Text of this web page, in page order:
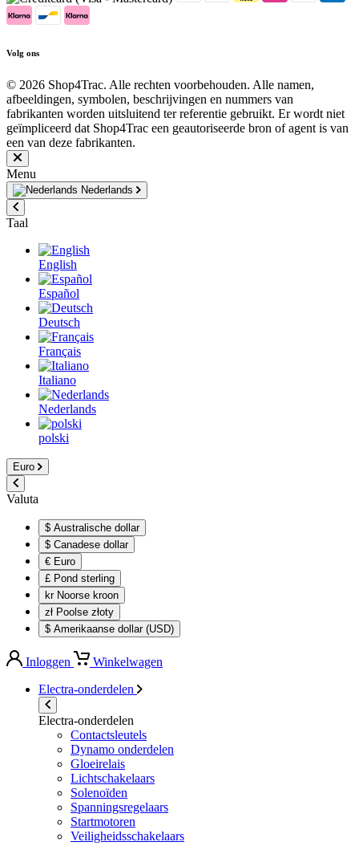
Volg ons
© 2026 Shop4Trac. Alle rechten voorbehouden. Alle namen,
afbeeldingen, symbolen, beschrijvingen en nummers van
fabrikanten worden uitsluitend ter referentie gebruikt. Er wordt niet
geïmpliceerd dat Shop4Trac een geautoriseerde bron of agent is van
een van deze fabrikanten.
Menu
Nederlands
Taal
English
Español
Deutsch
Français
Italiano
Nederlands
polski
Euro
Valuta
$ Australische dollar
$ Canadese dollar
€ Euro
£ Pond sterling
kr Noorse kroon
zł Poolse złoty
$ Amerikaanse dollar (USD)
Inloggen
Winkelwagen
Electra-onderdelen
Electra-onderdelen
Contactsleutels
Dynamo onderdelen
Gloeirelais
Lichtschakelaars
Solenoïden
Spanningsregelaars
Startmotoren
Veiligheidsschakelaars